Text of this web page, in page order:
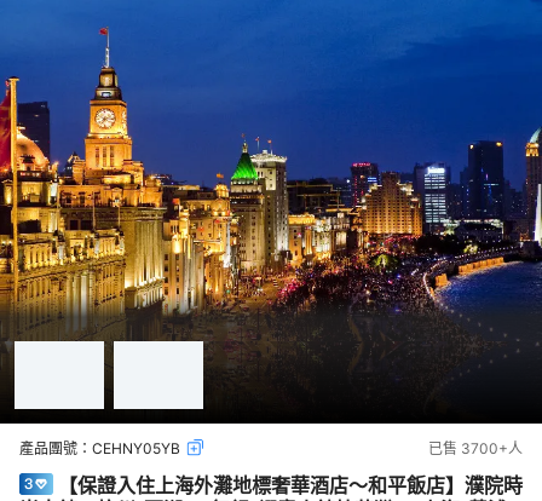
產品團號： CEHNY05YB 已售 3700+人
【保證入住上海外灘地標奢華酒店～和平飯店】濮院時